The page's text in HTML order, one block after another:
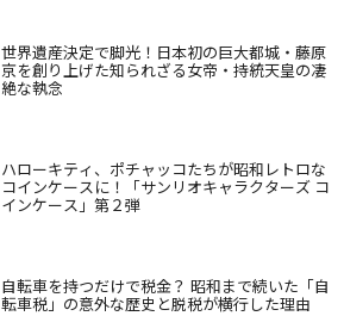
世界遺産決定で脚光！日本初の巨大都城・藤原
京を創り上げた知られざる女帝・持統天皇の凄
絶な執念
ハローキティ、ポチャッコたちが昭和レトロな
コインケースに！「サンリオキャラクターズ コ
インケース」第２弾
自転車を持つだけで税金？ 昭和まで続いた「自
転車税」の意外な歴史と脱税が横行した理由